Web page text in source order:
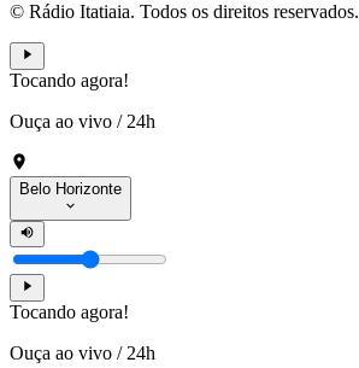
© Rádio Itatiaia. Todos os direitos reservados.
Tocando agora!
Ouça ao vivo / 24h
Belo Horizonte
Tocando agora!
Ouça ao vivo / 24h